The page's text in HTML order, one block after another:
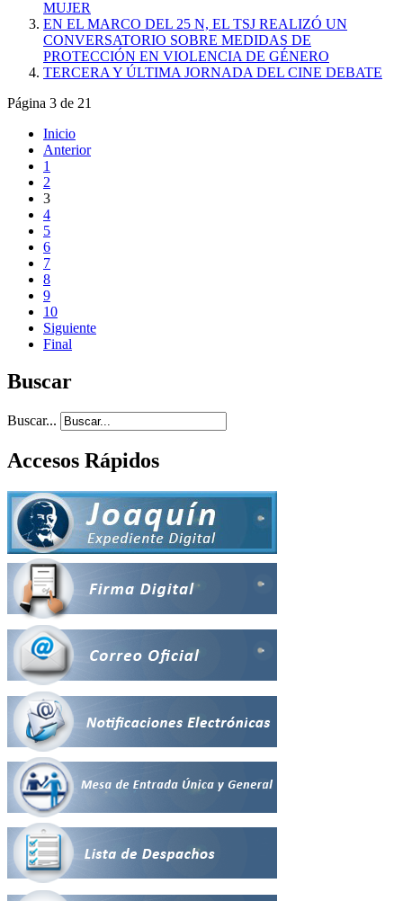
MUJER
EN EL MARCO DEL 25 N, EL TSJ REALIZÓ UN
CONVERSATORIO SOBRE MEDIDAS DE
PROTECCIÓN EN VIOLENCIA DE GÉNERO
TERCERA Y ÚLTIMA JORNADA DEL CINE DEBATE
Página 3 de 21
Inicio
Anterior
1
2
3
4
5
6
7
8
9
10
Siguiente
Final
Buscar
Buscar...
Accesos Rápidos